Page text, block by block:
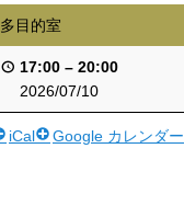
多目的室
17:00 – 20:00
2026/07/10
iCal Google カレンダー